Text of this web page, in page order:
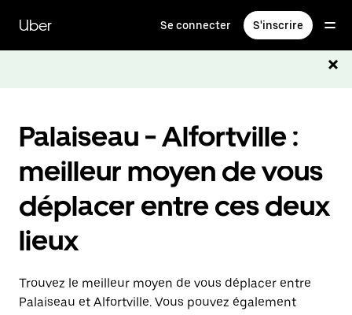
contenu
principal
Uber Se connecter S'inscrire
Palaiseau - Alfortville :
meilleur moyen de vous
déplacer entre ces deux
lieux
Trouvez le meilleur moyen de vous déplacer entre
Palaiseau et Alfortville. Vous pouvez également